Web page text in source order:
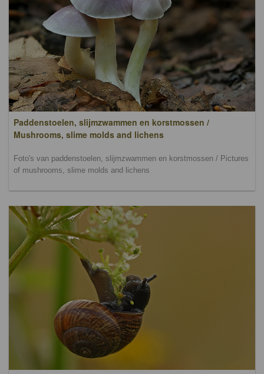
Paddenstoelen, slijmzwammen en korstmossen /
Mushrooms, slime molds and lichens
Foto's van paddenstoelen, slijmzwammen en korstmossen / Pictures
of mushrooms, slime molds and lichens